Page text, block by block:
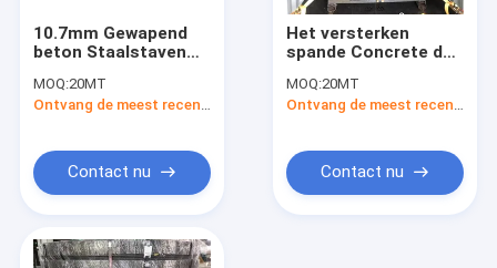
10.7mm Gewapend
beton Staalstaven
MOQ:20MT
Ontvang de meest recente Prijs
Contact nu
Het versterken
spande Concrete de
van de Staalbar voor
MOQ:20MT
Ontvang de meest recente Prijs
Contact nu